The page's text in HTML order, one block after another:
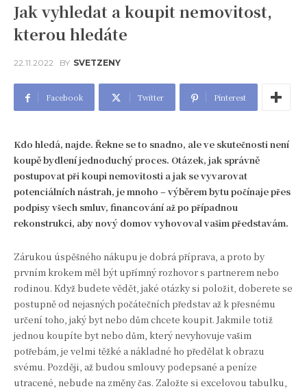
Jak vyhledat a koupit nemovitost,
kterou hledáte
22.11.2022 BY SVETZENY
Facebook Twitter Pinterest
Kdo hledá, najde. Řekne se to snadno, ale ve skutečnosti není
koupě bydlení jednoduchý proces. Otázek, jak správně
postupovat při koupi nemovitosti a jak se vyvarovat
potenciálních nástrah, je mnoho – výběrem bytu počínaje přes
podpisy všech smluv, financování až po případnou
rekonstrukci, aby nový domov vyhovoval vašim představám.
Zárukou úspěšného nákupu je dobrá příprava, a proto by
prvním krokem měl být upřímný rozhovor s partnerem nebo
rodinou. Když budete vědět, jaké otázky si položit, doberete se
postupně od nejasných počátečních představ až k přesnému
určení toho, jaký byt nebo dům chcete koupit. Jakmile totiž
jednou koupíte byt nebo dům, který nevyhovuje vašim
potřebám, je velmi těžké a nákladné ho předělat k obrazu
svému. Později, až budou smlouvy podepsané a peníze
utracené, nebude na změny čas. Založte si excelovou tabulku,